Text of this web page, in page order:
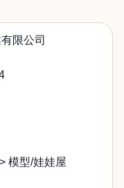
限公司
模型/娃娃屋